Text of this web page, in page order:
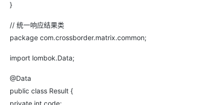
}
// 统一响应结果类
package com.crossborder.matrix.common;
import lombok.Data;
@Data
public class Result {
private int code;